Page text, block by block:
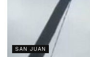
SAN JUAN